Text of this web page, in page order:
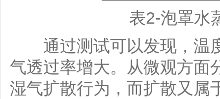
表2-泡罩水
通过测试可以发现，温
气透过率增大。从微观方面
湿气扩散行为，而扩散又属